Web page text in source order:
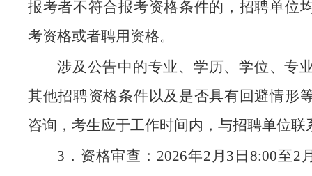
报考者不符合报考资格条件的，招聘单位
考资格或者聘用资格。
涉及公告中的专业、学历、学位、专
其他招聘资格条件以及是否具有回避情形
咨询，考生应于工作时间内，与招聘单位联
3．资格审查：2026年2月3日8:00至2